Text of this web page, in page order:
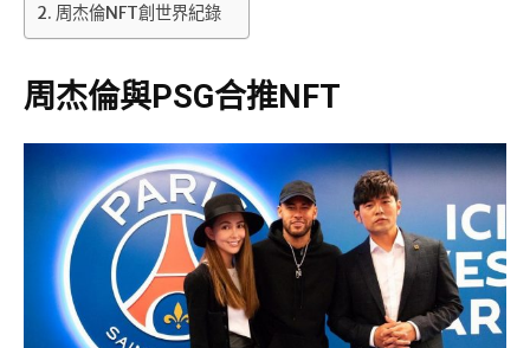
周杰倫NFT創世界紀錄
周杰倫與PSG合推NFT